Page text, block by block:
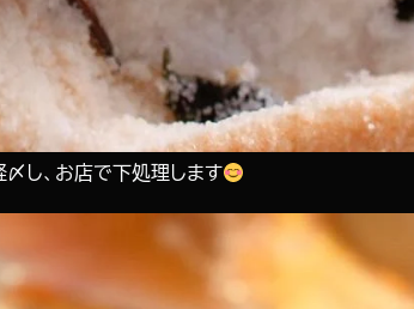
し、お店で下処理します